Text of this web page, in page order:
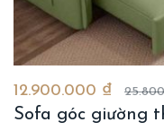
12.900.000 ₫
Sofa góc giường